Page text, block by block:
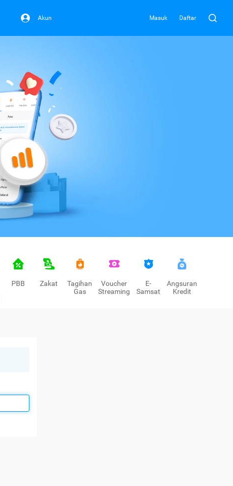
Akun Masuk Daftar
PBB Zakat
Tagihan
Gas
Voucher
Streaming
E-
Samsat
Angsuran
Kredit